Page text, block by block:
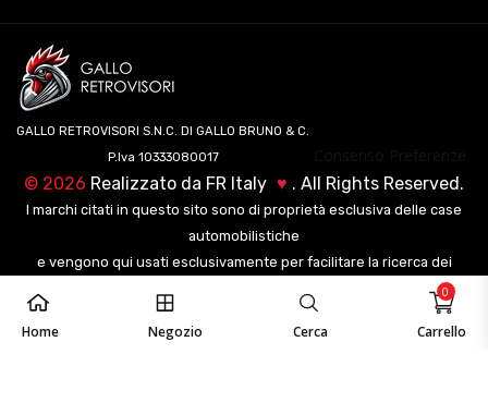
Home Negozio Cerca Carrello
0
GALLO RETROVISORI S.N.C. DI GALLO BRUNO & C.
P.Iva 10333080017
© 2026 Realizzato da FR Italy ♥ . All Rights Reserved.
I marchi citati in questo sito sono di proprietà esclusiva delle case
automobilistiche
e vengono qui usati esclusivamente per facilitare la ricerca dei